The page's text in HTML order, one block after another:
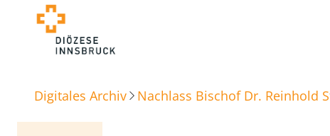
Digitales Archiv Nachlass Bischof Dr. Reinhold